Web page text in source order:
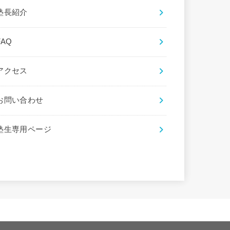
長紹介
クセス
問い合わせ
生専用ページ